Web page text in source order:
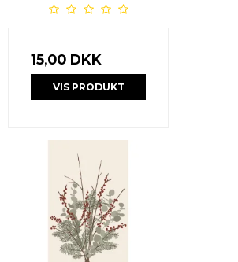
15,00 DKK
VIS PRODUKT